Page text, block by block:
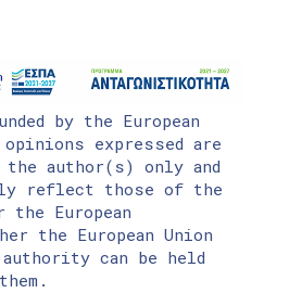
by the European
expressed are
the author(s) only and
reflect those of the
the European
the European Union
can be held